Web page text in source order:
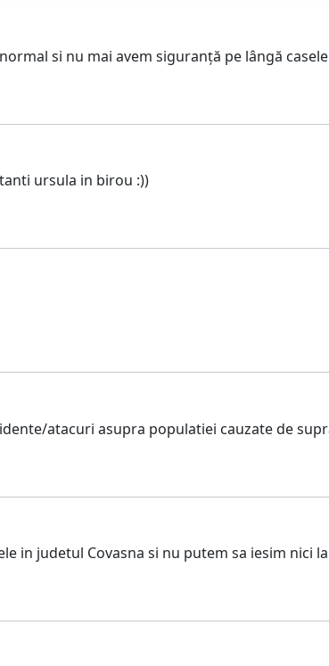
si nu mai avem siguranță pe lângă
ursula in birou :))
atacuri asupra populatiei cauzate de
in judetul Covasna si nu putem sa iesim nici